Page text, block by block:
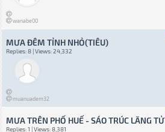
wanabe00
MƯA ĐÊM TỈNH NHỎ(TIÊU)
Replies: 8 | Views: 24,332
muanuadem32
MƯA TRÊN PHỐ HUẾ - SÁO TRÚC LÃNG TỬ
Replies: 1 | Views: 8,381